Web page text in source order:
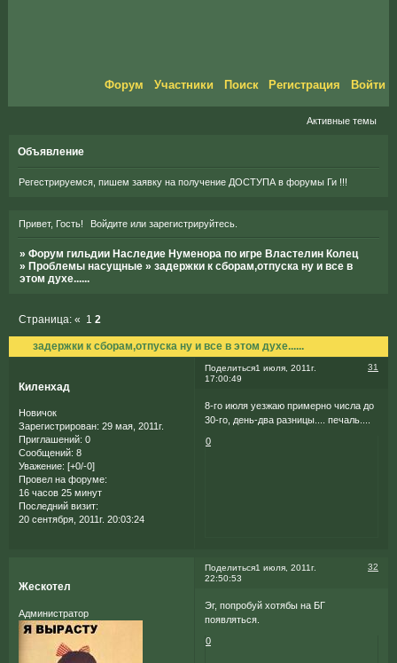
Форум Участники Поиск Регистрация Войти
Активные темы
Объявление
Регестрируемся, пишем заявку на получение ДОСТУПА в форумы Ги !!!
Привет, Гость! Войдите илизарегистрируйтесь
»Форум гильдии Наследие Нуменора по игре Властелин Колец
» Проблемы насущные »задержки к сборам,отпуска ну и все в
этом духе......
задержки к сборам,отпуска ну и все в этом духе......
Страница:« 1 2
Поделиться 31
1 июля, 2011г.
17:00:49
Киленхад
Новичок
Зарегистрирован: 29 мая, 2011г.
Приглашений: 0
Сообщений: 8
Уважение: [+0/-0]
Провел на форуме:
16 часов 25 минут
Последний визит:
20 сентября, 2011г. 20:03:24
8-го июля уезжаю примерно числа до
30-го, день-два разницы.... печаль....
0
Поделиться 32
1 июля, 2011г.
22:50:53
Жескотел
Администратор
Эг, попробуй хотябы на БГ
появляться.
0